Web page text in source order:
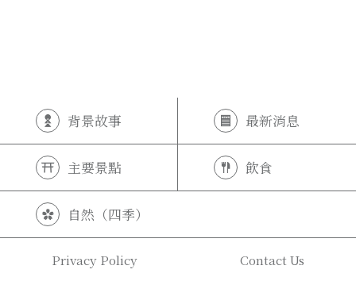
背景故事 最新消息
主要景點 飲食
自然（四季）
Privacy Policy Contact Us